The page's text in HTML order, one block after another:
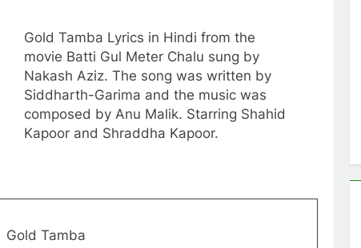
Gold Tamba Lyrics in Hindi from the
movie Batti Gul Meter Chalu sung by
Nakash Aziz. The song was written by
Siddharth-Garima and the music was
composed by Anu Malik. Starring Shahid
Kapoor and Shraddha Kapoor.
Gold Tamba